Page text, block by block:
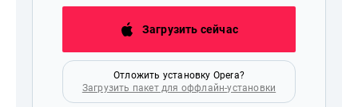
Загрузить сейчас
Отложить установку Opera?
Загрузить пакет для оффлайн-установки